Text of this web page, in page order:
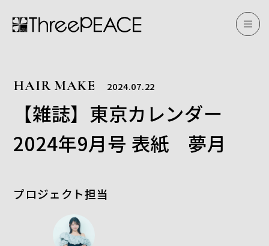
HAIR MAKE 2024.07.22
【雑誌】東京カレンダー
2024年9月号 表紙 夢月
プロジェクト担当